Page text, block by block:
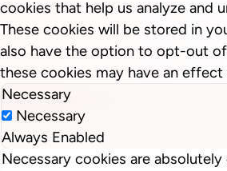
cookies that help us analyze and
These cookies will be stored in
also have the option to opt-out
these cookies may have an
Necessary
Necessary
Always Enabled
Necessary cookies are